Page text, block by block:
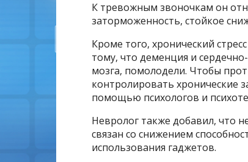
К тревожным звоночкам он
заторможенность, стойкое
Кроме того, хронический
тому, что деменция и
мозга, помолодели. Чтобы
контролировать хронические
помощью психологов и
Невролог также добавил, что
связан со снижением
использования гаджетов.